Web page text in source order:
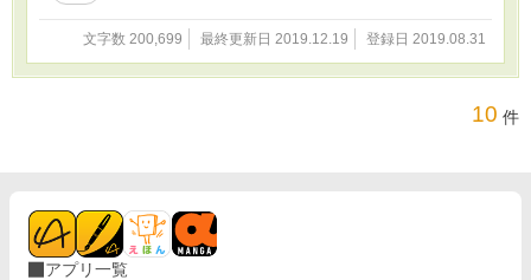
文字数 200,699 最終更新日 2019.12.19 登録日 2019.08.31
10 件
アプリ一覧